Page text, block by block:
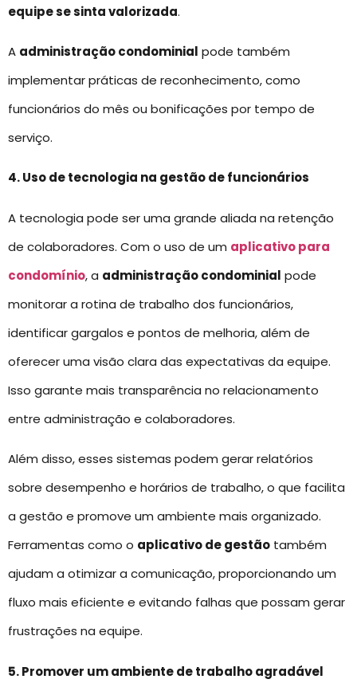
equipe se sinta valorizada.
A administração condominial pode também
implementar práticas de reconhecimento, como
funcionários do mês ou bonificações por tempo de
serviço.
4. Uso de tecnologia na gestão de funcionários
A tecnologia pode ser uma grande aliada na retenção
de colaboradores. Com o uso de um aplicativo para
condomínio, a administração condominial pode
monitorar a rotina de trabalho dos funcionários,
identificar gargalos e pontos de melhoria, além de
oferecer uma visão clara das expectativas da equipe.
Isso garante mais transparência no relacionamento
entre administração e colaboradores.
Além disso, esses sistemas podem gerar relatórios
sobre desempenho e horários de trabalho, o que facilita
a gestão e promove um ambiente mais organizado.
Ferramentas como o aplicativo de gestão também
ajudam a otimizar a comunicação, proporcionando um
fluxo mais eficiente e evitando falhas que possam gerar
frustrações na equipe.
5. Promover um ambiente de trabalho agradável